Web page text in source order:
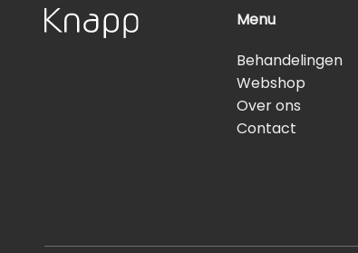
Menu
Behandelingen
Webshop
Over ons
Contact